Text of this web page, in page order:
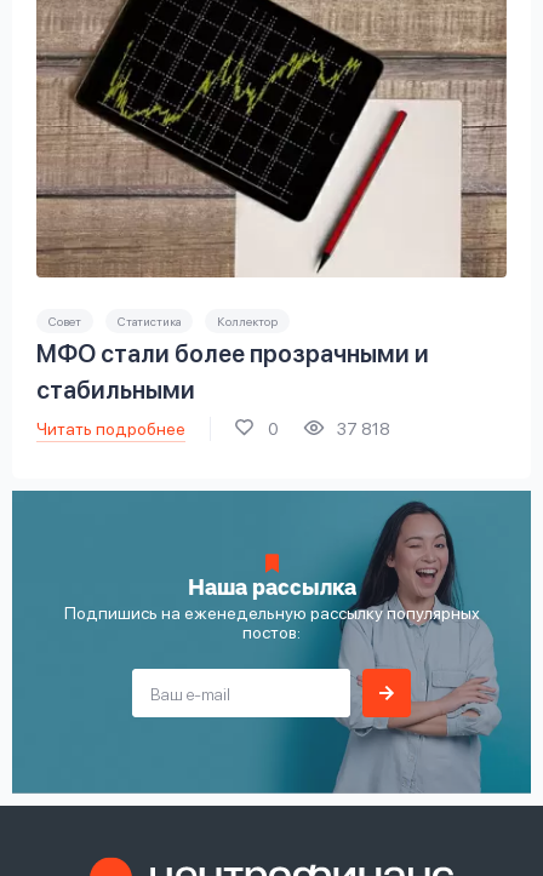
Совет Статистика Коллектор
МФО стали более прозрачными и
стабильными
Читать подробнее 0 37 818
Наша рассылка
Подпишись на еженедельную рассылку популярных
постов: